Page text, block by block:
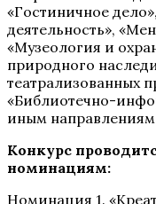
«Гостиничное
деятельность»,
«Музеология и
природного
театрализованных
«Библиотечно-
иным
Конкурс
номинациям:
Номинация 1.